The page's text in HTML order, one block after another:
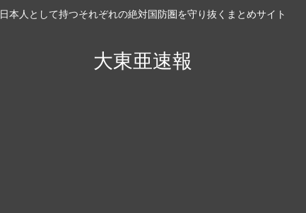
日本人として持つそれぞれの絶対国防圏を守り抜くまとめサイト
大東亜速報